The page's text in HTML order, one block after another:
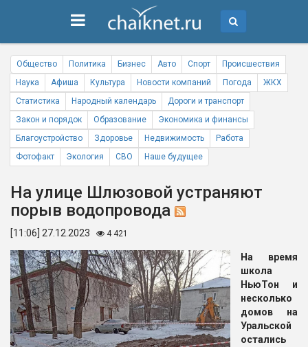
Общество Политика Бизнес Авто Спорт
Происшествия
Наука
Афиша Культура Новости компаний Погода
ЖКХ
Статистика
Народный календарь
Дороги и транспорт
Закон и порядок
Образование
Экономика и финансы
Благоустройство
Здоровье Недвижимость
Работа
Фотофакт
Экология СВО Наше будущее
На улице Шлюзовой устраняют
порыв водопровода
[11:06] 27.12.2023 4 421
На время
школа
НьюТон и
несколько
домов на
Уральской
остались